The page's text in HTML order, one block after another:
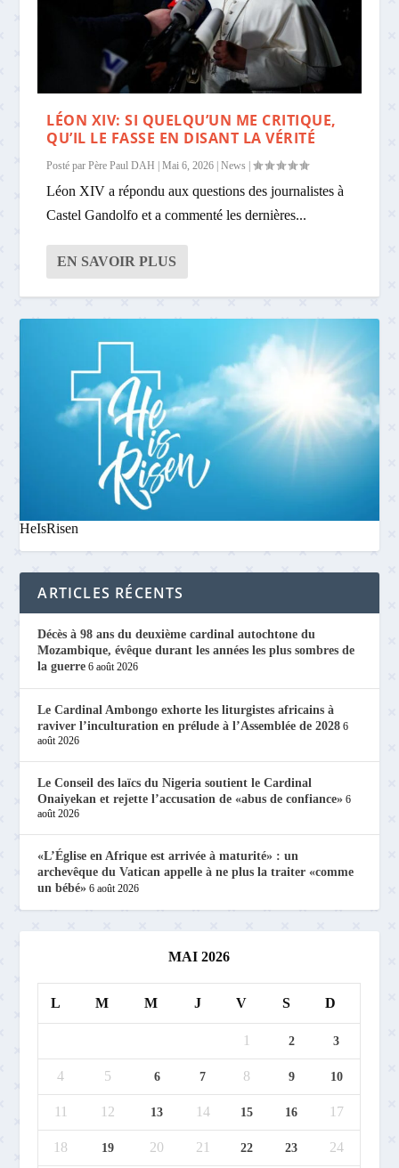
LÉON XIV: SI QUELQU’UN ME CRITIQUE,
QU’IL LE FASSE EN DISANT LA VÉRITÉ
Posté parPère Paul DAH |Mai 6, 2026 |News |
Léon XIV a répondu aux questions des journalistes à
Castel Gandolfo et a commenté les dernières...
EN SAVOIR PLUS
HeIsRisen
ARTICLES RÉCENTS
Décès à 98 ans du deuxième cardinal autochtone du
Mozambique, évêque durant les années les plus sombres de
la guerre 6 août 2026
Le Cardinal Ambongo exhorte les liturgistes africains à
raviver l’inculturation en prélude à l’Assemblée de 2028 6
août 2026
Le Conseil des laïcs du Nigeria soutient le Cardinal
Onaiyekan et rejette l’accusation de «abus de confiance» 6
août 2026
«L’Église en Afrique est arrivée à maturité» : un
archevêque du Vatican appelle à ne plus la traiter «comme
un bébé» 6 août 2026
MAI 2026
L M M J V S D
1 2 3
4 5 6 7 8 9 10
11 12 13 14 15 16 17
18 19 20 21 22 23 24